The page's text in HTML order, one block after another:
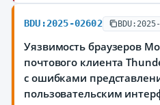
BDU:2025-02602
Уязвимость браузеров
почтового клиента
с ошибками
пользовательским